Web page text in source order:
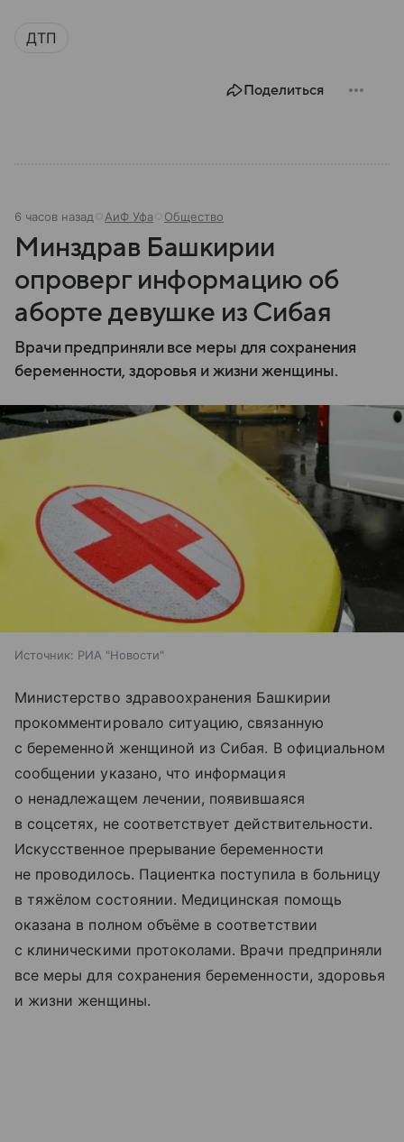
ДТП
Поделиться
6 часов назад АиФ Уфа Общество
Минздрав Башкирии
опроверг информацию об
аборте девушке из Сибая
Врачи предприняли все меры для сохранения
беременности, здоровья и жизни женщины.
Источник: РИА "Новости"
Министерство здравоохранения Башкирии
прокомментировало ситуацию, связанную
с беременной женщиной из Сибая. В официальном
сообщении указано, что информация
о ненадлежащем лечении, появившаяся
в соцсетях, не соответствует действительности.
Искусственное прерывание беременности
не проводилось. Пациентка поступила в больницу
в тяжёлом состоянии. Медицинская помощь
оказана в полном объёме в соответствии
с клиническими протоколами. Врачи предприняли
все меры для сохранения беременности, здоровья
и жизни женщины.